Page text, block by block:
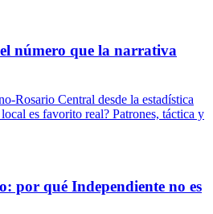
número que la narrativa
Rosario Central desde la estadística
es favorito real? Patrones, táctica y
por qué Independiente no es